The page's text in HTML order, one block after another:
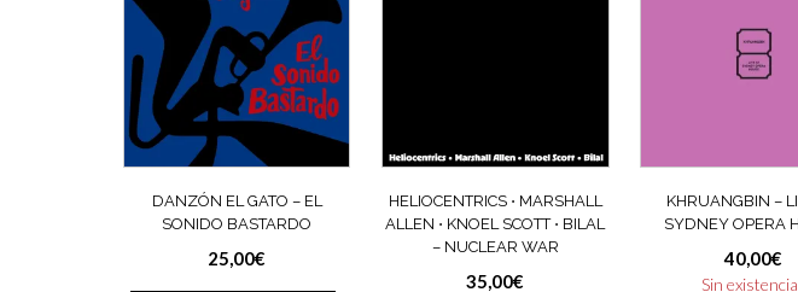
DANZÓN EL GATO – EL
SONIDO BASTARDO
25,00€
HELIOCENTRICS ⋅ MARSHALL
ALLEN ⋅ KNOEL SCOTT ⋅ BILAL
– NUCLEAR WAR
35,00€
KHRUANGBIN –
SYDNEY OPERA
40,00€
Sin